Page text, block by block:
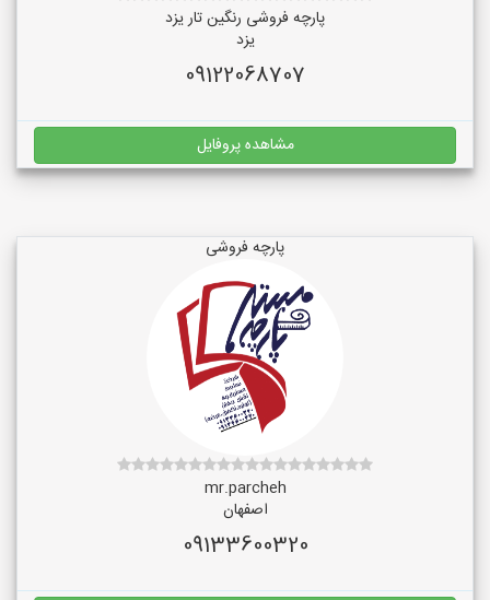
پارچه فروشی رنگین تار یزد
یزد
09122068707
مشاهده پروفایل
پارچه فروشی
mr.parcheh
اصفهان
09133600320